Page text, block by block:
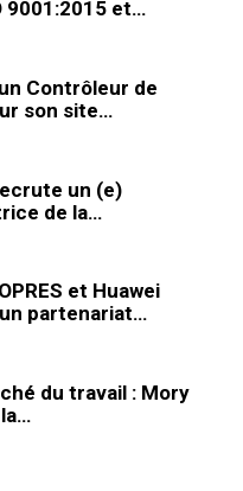
9001:2015 et…
Contrôleur de
son site…
un (e)
de la…
et Huawei
partenariat…
du travail : Mory